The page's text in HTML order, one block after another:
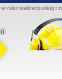
w celu realizacji usług i